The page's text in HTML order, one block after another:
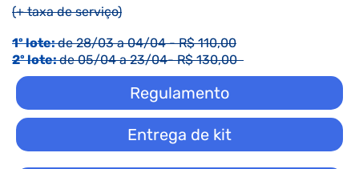
(+ taxa de serviço)
1º lote:de 28/03 a 04/04 - R$ 110,00
2º lote:de 05/04 a 23/04- R$ 130,00
Regulamento
Entrega de kit